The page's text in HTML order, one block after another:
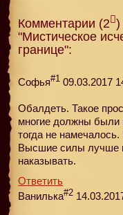
Комментарии (2 )
"Мистическое
границе":
Софья#1 09.03.2017
Обалдеть. Такое
многие должны были
тогда не
Высшие силы лучше
наказывать.
Ответить
Ванилька#2